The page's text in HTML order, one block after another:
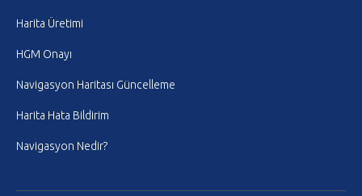
Harita Üretimi
HGM Onayı
Navigasyon Haritası Güncelleme
Harita Hata Bildirim
Navigasyon Nedir?